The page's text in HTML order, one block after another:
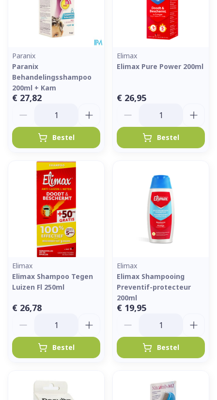
Paranix
Paranix
Behandelingsshampoo
200ml + Kam
€ 27,82
Bestel
Elimax
Elimax Pure Power 200ml
€ 26,95
Bestel
Elimax
Elimax Shampoo Tegen
Luizen Fl 250ml
€ 26,78
Bestel
Elimax
Elimax Shampooing
Preventif-protecteur
200ml
€ 19,95
Bestel